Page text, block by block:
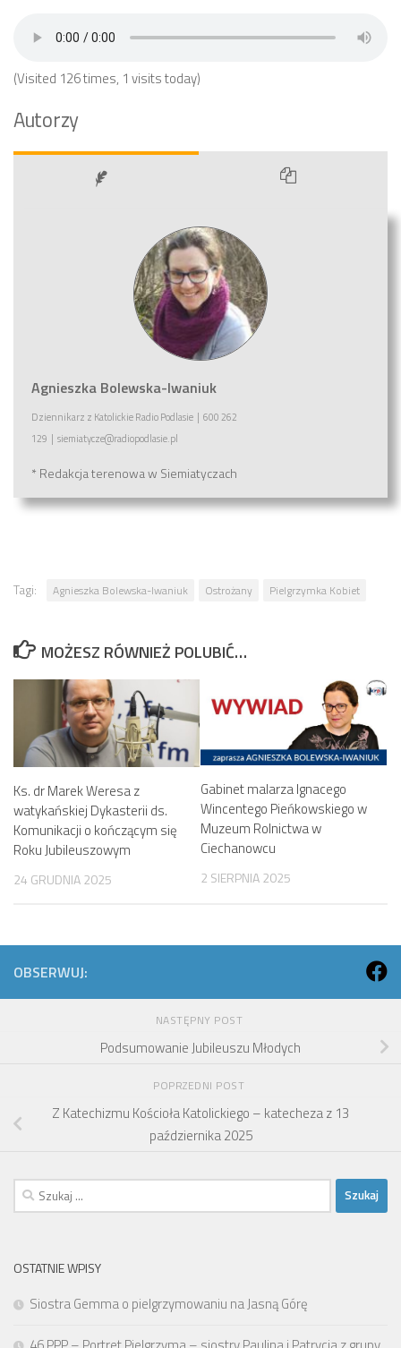
(Visited 126 times, 1 visits today)
Autorzy
Agnieszka Bolewska-Iwaniuk
Dziennikarz z Katolickie Radio Podlasie | 600 262
129 | siemiatycze@radiopodlasie.pl
* Redakcja terenowa w Siemiatyczach
Tagi: Agnieszka Bolewska-Iwaniuk Ostrożany Pielgrzymka Kobiet
MOŻESZ RÓWNIEŻ POLUBIĆ…
Ks. dr Marek Weresa z
watykańskiej Dykasterii ds.
Komunikacji o kończącym się
Roku Jubileuszowym
24 GRUDNIA 2025
Gabinet malarza Ignacego
Wincentego Pieńkowskiego w
Muzeum Rolnictwa w
Ciechanowcu
2 SIERPNIA 2025
OBSERWUJ:
NASTĘPNY POST
Podsumowanie Jubileuszu Młodych
POPRZEDNI POST
Z Katechizmu Kościoła Katolickiego – katecheza z 13
października 2025
Szukaj:
OSTATNIE WPISY
Siostra Gemma o pielgrzymowaniu na Jasną Górę